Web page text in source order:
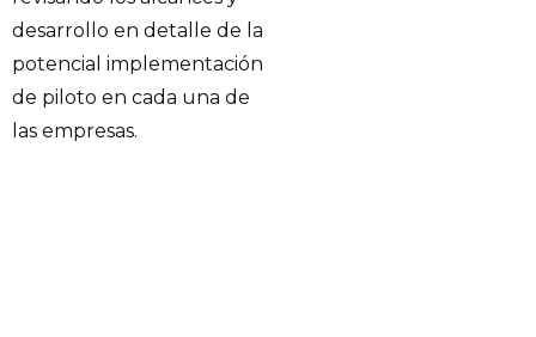
desarrollo en detalle de la
potencial implementación
de piloto en cada una de
las empresas.